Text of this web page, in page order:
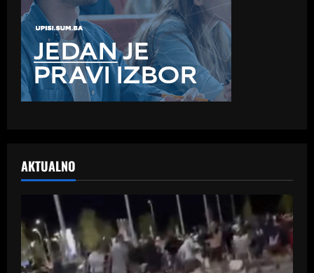
AKTUALNO